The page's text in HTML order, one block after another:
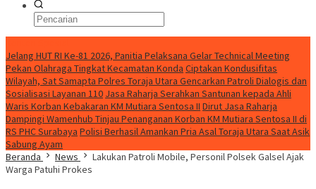
Jelang HUT RI Ke-81 2026, Panitia Pelaksana Gelar Technical Meeting
Pekan Olahraga Tingkat Kecamatan Konda Ciptakan Kondusifitas
Wilayah, Sat Samapta Polres Toraja Utara Gencarkan Patroli Dialogis dan
Sosialisasi Layanan 110 Jasa Raharja Serahkan Santunan kepada Ahli
Waris Korban Kebakaran KM Mutiara Sentosa II Dirut Jasa Raharja
Dampingi Wamenhub Tinjau Penanganan Korban KM Mutiara Sentosa II di
RS PHC Surabaya Polisi Berhasil Amankan Pria Asal Toraja Utara Saat Asik
Sabung Ayam
Beranda
News
Lakukan Patroli Mobile, Personil Polsek Galsel Ajak
Warga Patuhi Prokes